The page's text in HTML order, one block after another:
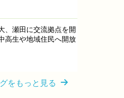
、瀬田に交流拠点を開
高生や地域住民へ開放
をもっと見る